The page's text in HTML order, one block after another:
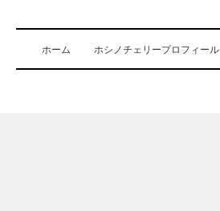
ホーム ホシノチェリープロフィール